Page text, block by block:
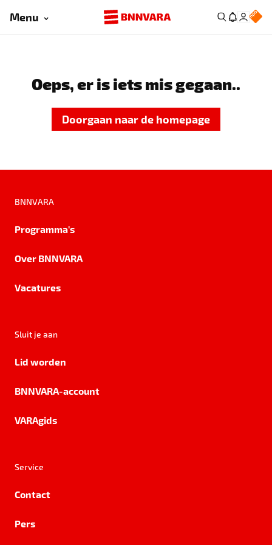
Menu
Oeps, er is iets mis gegaan..
Doorgaan naar de homepage
BNNVARA
Programma's
Over BNNVARA
Vacatures
Sluit je aan
Lid worden
BNNVARA-account
VARAgids
Service
Contact
Pers